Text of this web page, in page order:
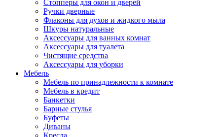
Стопперы для окон и дверей
Ручки дверные
Флаконы для духов и жидкого мыла
Шкуры натуральные
Аксессуары для ванных комнат
Аксессуары для туалета
Чистящие средства
Аксессуары для уборки
Мебель
Мебель по принадлежности к комнате
Мебель в кредит
Банкетки
Барные стулья
Буфеты
Диваны
Кресла